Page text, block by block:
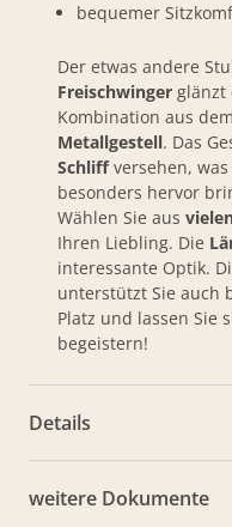
bequemer
Der etwas andere
Freischwinger glänzt
Kombination aus dem
Metallgestell. Das
Schliffversehen,
besonders hervor
Wählen Sie aus
Ihren Liebling. Die
interessante Optik.
unterstützt Sie auch
Platz und lassen Sie
begeistern!
Details
weitere Dokumente